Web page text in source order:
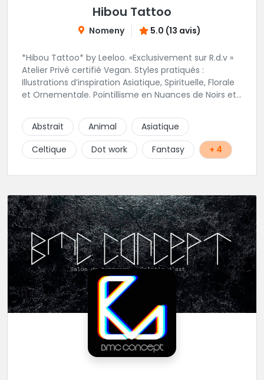
Hibou Tattoo
Nomeny 5.0 (13 avis)
*Hibou Tattoo* by Leeloo. «Exclusivement sur R.d.v »
Atelier Privé certifié Vegan. Styles pratiqués :
Illustrations d’inspiration Asiatique, Spirituelle, Florale
et Ornementale. Pointillisme en Nuances de Noirs et
de l’Atelier :
https://www.facebook.com/HibouTattoos
Abstrait Animal
Asiatique
Celtique
Dot work Fantasy + 4